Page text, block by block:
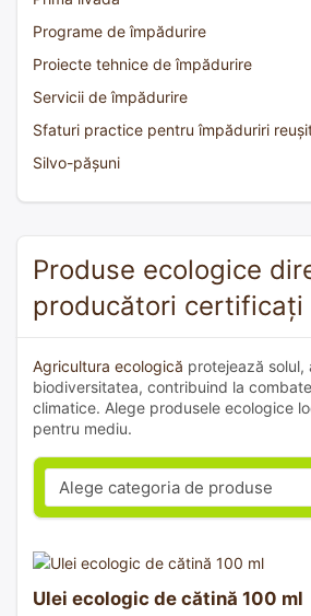
Programe de împădurire
Proiecte tehnice de împădurire
Servicii de împădurire
Sfaturi practice pentru împăduriri
Silvo-pășuni
Produse ecologice
producători certificați
Agricultura ecologică protejează solul,
biodiversitatea, contribuind la
climatice. Alege produsele ecologice
pentru mediu.
Ulei ecologic de cătină 100 ml